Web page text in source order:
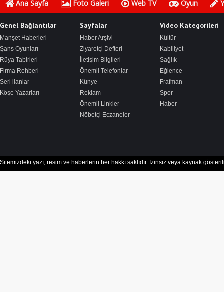
Ana Sayfa Foto Galeri Web TV Oyun
Genel Bağlantılar
Manşet Haberleri
Şans Oyunları
Rüya Tabirleri
Firma Rehberi
Seri ilanlar
Köşe Yazarları
Sayfalar
Haber Arşivi
Ziyaretçi Defteri
İletişim Bilgileri
Önemli Telefonlar
Künye
Reklam
Önemli Linkler
Nöbetçi Eczaneler
Video Kategorileri
Kültür
Kabiliyet
Sağlık
Eğlence
Frafman
Spor
Haber
Sitemizdeki yazı, resim ve haberlerin her hakkı saklıdır. İzinsiz veya kaynak